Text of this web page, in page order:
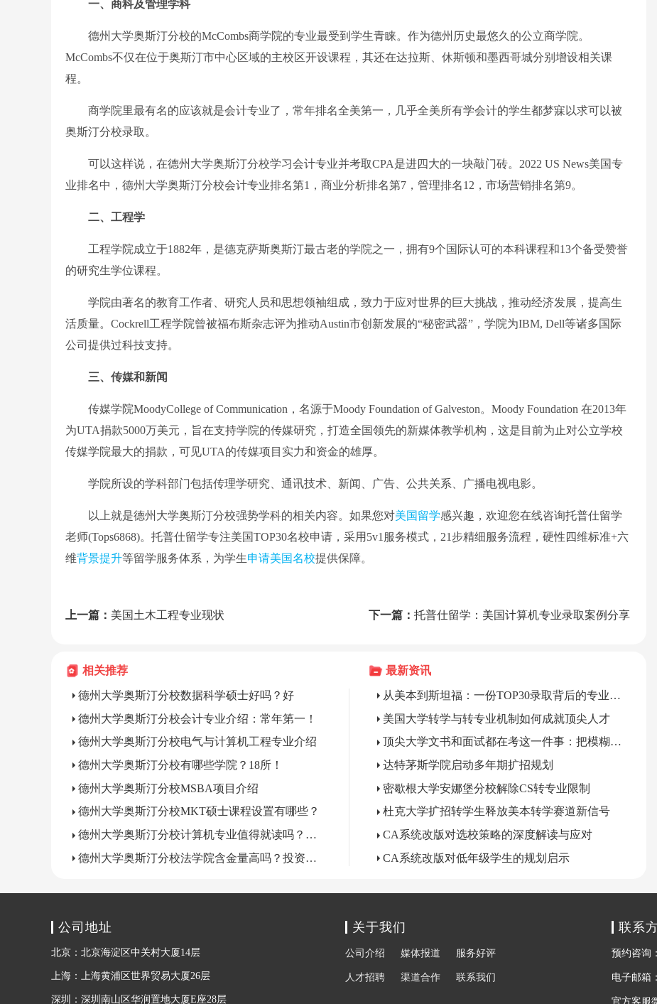
一、商科及管理学科
德州大学奥斯汀分校的McCombs商学院的专业最受到学生青睐。作为德州历史最悠久的公立商学院。
McCombs不仅在位于奥斯汀市中心区域的主校区开设课程，其还在达拉斯、休斯顿和墨西哥城分别增设相关课
程。
商学院里最有名的应该就是会计专业了，常年排名全美第一，几乎全美所有学会计的学生都梦寐以求可以被
奥斯汀分校录取。
可以这样说，在德州大学奥斯汀分校学习会计专业并考取CPA是进四大的一块敲门砖。2022 US News美国专
业排名中，德州大学奥斯汀分校会计专业排名第1，商业分析排名第7，管理排名12，市场营销排名第9。
二、工程学
工程学院成立于1882年，是德克萨斯奥斯汀最古老的学院之一，拥有9个国际认可的本科课程和13个备受赞誉
的研究生学位课程。
学院由著名的教育工作者、研究人员和思想领袖组成，致力于应对世界的巨大挑战，推动经济发展，提高生
活质量。Cockrell工程学院曾被福布斯杂志评为推动Austin市创新发展的“秘密武器”，学院为IBM, Dell等诸多国际
公司提供过科技支持。
三、传媒和新闻
传媒学院MoodyCollege of Communication，名源于Moody Foundation of Galveston。Moody Foundation 在2013年
为UTA捐款5000万美元，旨在支持学院的传媒研究，打造全国领先的新媒体教学机构，这是目前为止对公立学校
传媒学院最大的捐款，可见UTA的传媒项目实力和资金的雄厚。
学院所设的学科部门包括传理学研究、通讯技术、新闻、广告、公共关系、广播电视电影。
以上就是德州大学奥斯汀分校强势学科的相关内容。如果您对美国留学感兴趣，欢迎您在线咨询托普仕留学
老师(Tops6868)。托普仕留学专注美国TOP30名校申请，采用5v1服务模式，21步精细服务流程，硬性四维标准+六
维背景提升等留学服务体系，为学生申请美国名校提供保障。
上一篇： 美国土木工程专业现状 下一篇： 托普仕留学：美国计算机专业录取案例分享
相关推荐 最新资讯
德州大学奥斯汀分校数据科学硕士好吗？好
德州大学奥斯汀分校会计专业介绍：常年第一！
德州大学奥斯汀分校电气与计算机工程专业介绍
德州大学奥斯汀分校有哪些学院？18所！
德州大学奥斯汀分校MSBA项目介绍
德州大学奥斯汀分校MKT硕士课程设置有哪些？
德州大学奥斯汀分校计算机专业值得就读吗？妥！
德州大学奥斯汀分校法学院含金量高吗？投资回报率排名第一！
从美本到斯坦福：一份TOP30录取背后的专业支撑
美国大学转学与转专业机制如何成就顶尖人才
顶尖大学文书和面试都在考这一件事：把模糊关心变成精准问题
达特茅斯学院启动多年期扩招规划
密歇根大学安娜堡分校解除CS转专业限制
杜克大学扩招转学生释放美本转学赛道新信号
CA系统改版对选校策略的深度解读与应对
CA系统改版对低年级学生的规划启示
公司地址
北京：北京海淀区中关村大厦14层
上海：上海黄浦区世界贸易大厦26层
深圳：深圳南山区华润置地大厦E座28层
关于我们
公司介绍 媒体报道 服务好评
人才招聘 渠道合作 联系我们
联系
预约咨询
电子邮箱
官方客服